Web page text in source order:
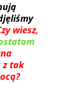
wiesz,
z tak